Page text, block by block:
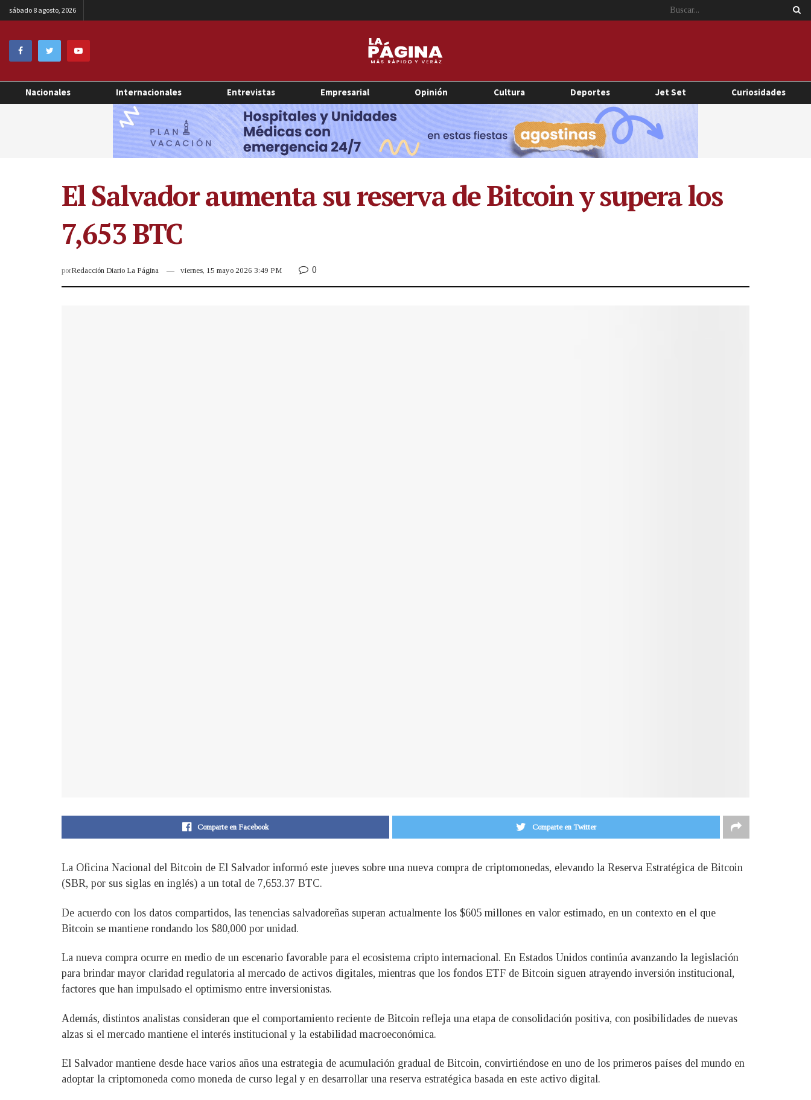
sábado 8 agosto, 2026
Nacionales Internacionales Entrevistas Empresarial Opinión Cultura Deportes Jet Set Curiosidades
El Salvador aumenta su reserva de Bitcoin y supera los
7,653 BTC
porRedacción Diario La Página viernes, 15 mayo 2026 3:49 PM 0
Comparte en Facebook Comparte en Twitter
La Oficina Nacional del Bitcoin de El Salvador informó este jueves sobre una nueva compra de criptomonedas, elevando la Reserva Estratégica de Bitcoin
(SBR, por sus siglas en inglés) a un total de 7,653.37 BTC.
De acuerdo con los datos compartidos, las tenencias salvadoreñas superan actualmente los $605 millones en valor estimado, en un contexto en el que
Bitcoin se mantiene rondando los $80,000 por unidad.
La nueva compra ocurre en medio de un escenario favorable para el ecosistema cripto internacional. En Estados Unidos continúa avanzando la legislación
para brindar mayor claridad regulatoria al mercado de activos digitales, mientras que los fondos ETF de Bitcoin siguen atrayendo inversión institucional,
factores que han impulsado el optimismo entre inversionistas.
Además, distintos analistas consideran que el comportamiento reciente de Bitcoin refleja una etapa de consolidación positiva, con posibilidades de nuevas
alzas si el mercado mantiene el interés institucional y la estabilidad macroeconómica.
El Salvador mantiene desde hace varios años una estrategia de acumulación gradual de Bitcoin, convirtiéndose en uno de los primeros países del mundo en
adoptar la criptomoneda como moneda de curso legal y en desarrollar una reserva estratégica basada en este activo digital.